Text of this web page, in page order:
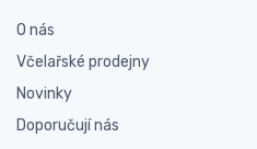
O nás
Včelařské prodejny
Novinky
Doporučují nás